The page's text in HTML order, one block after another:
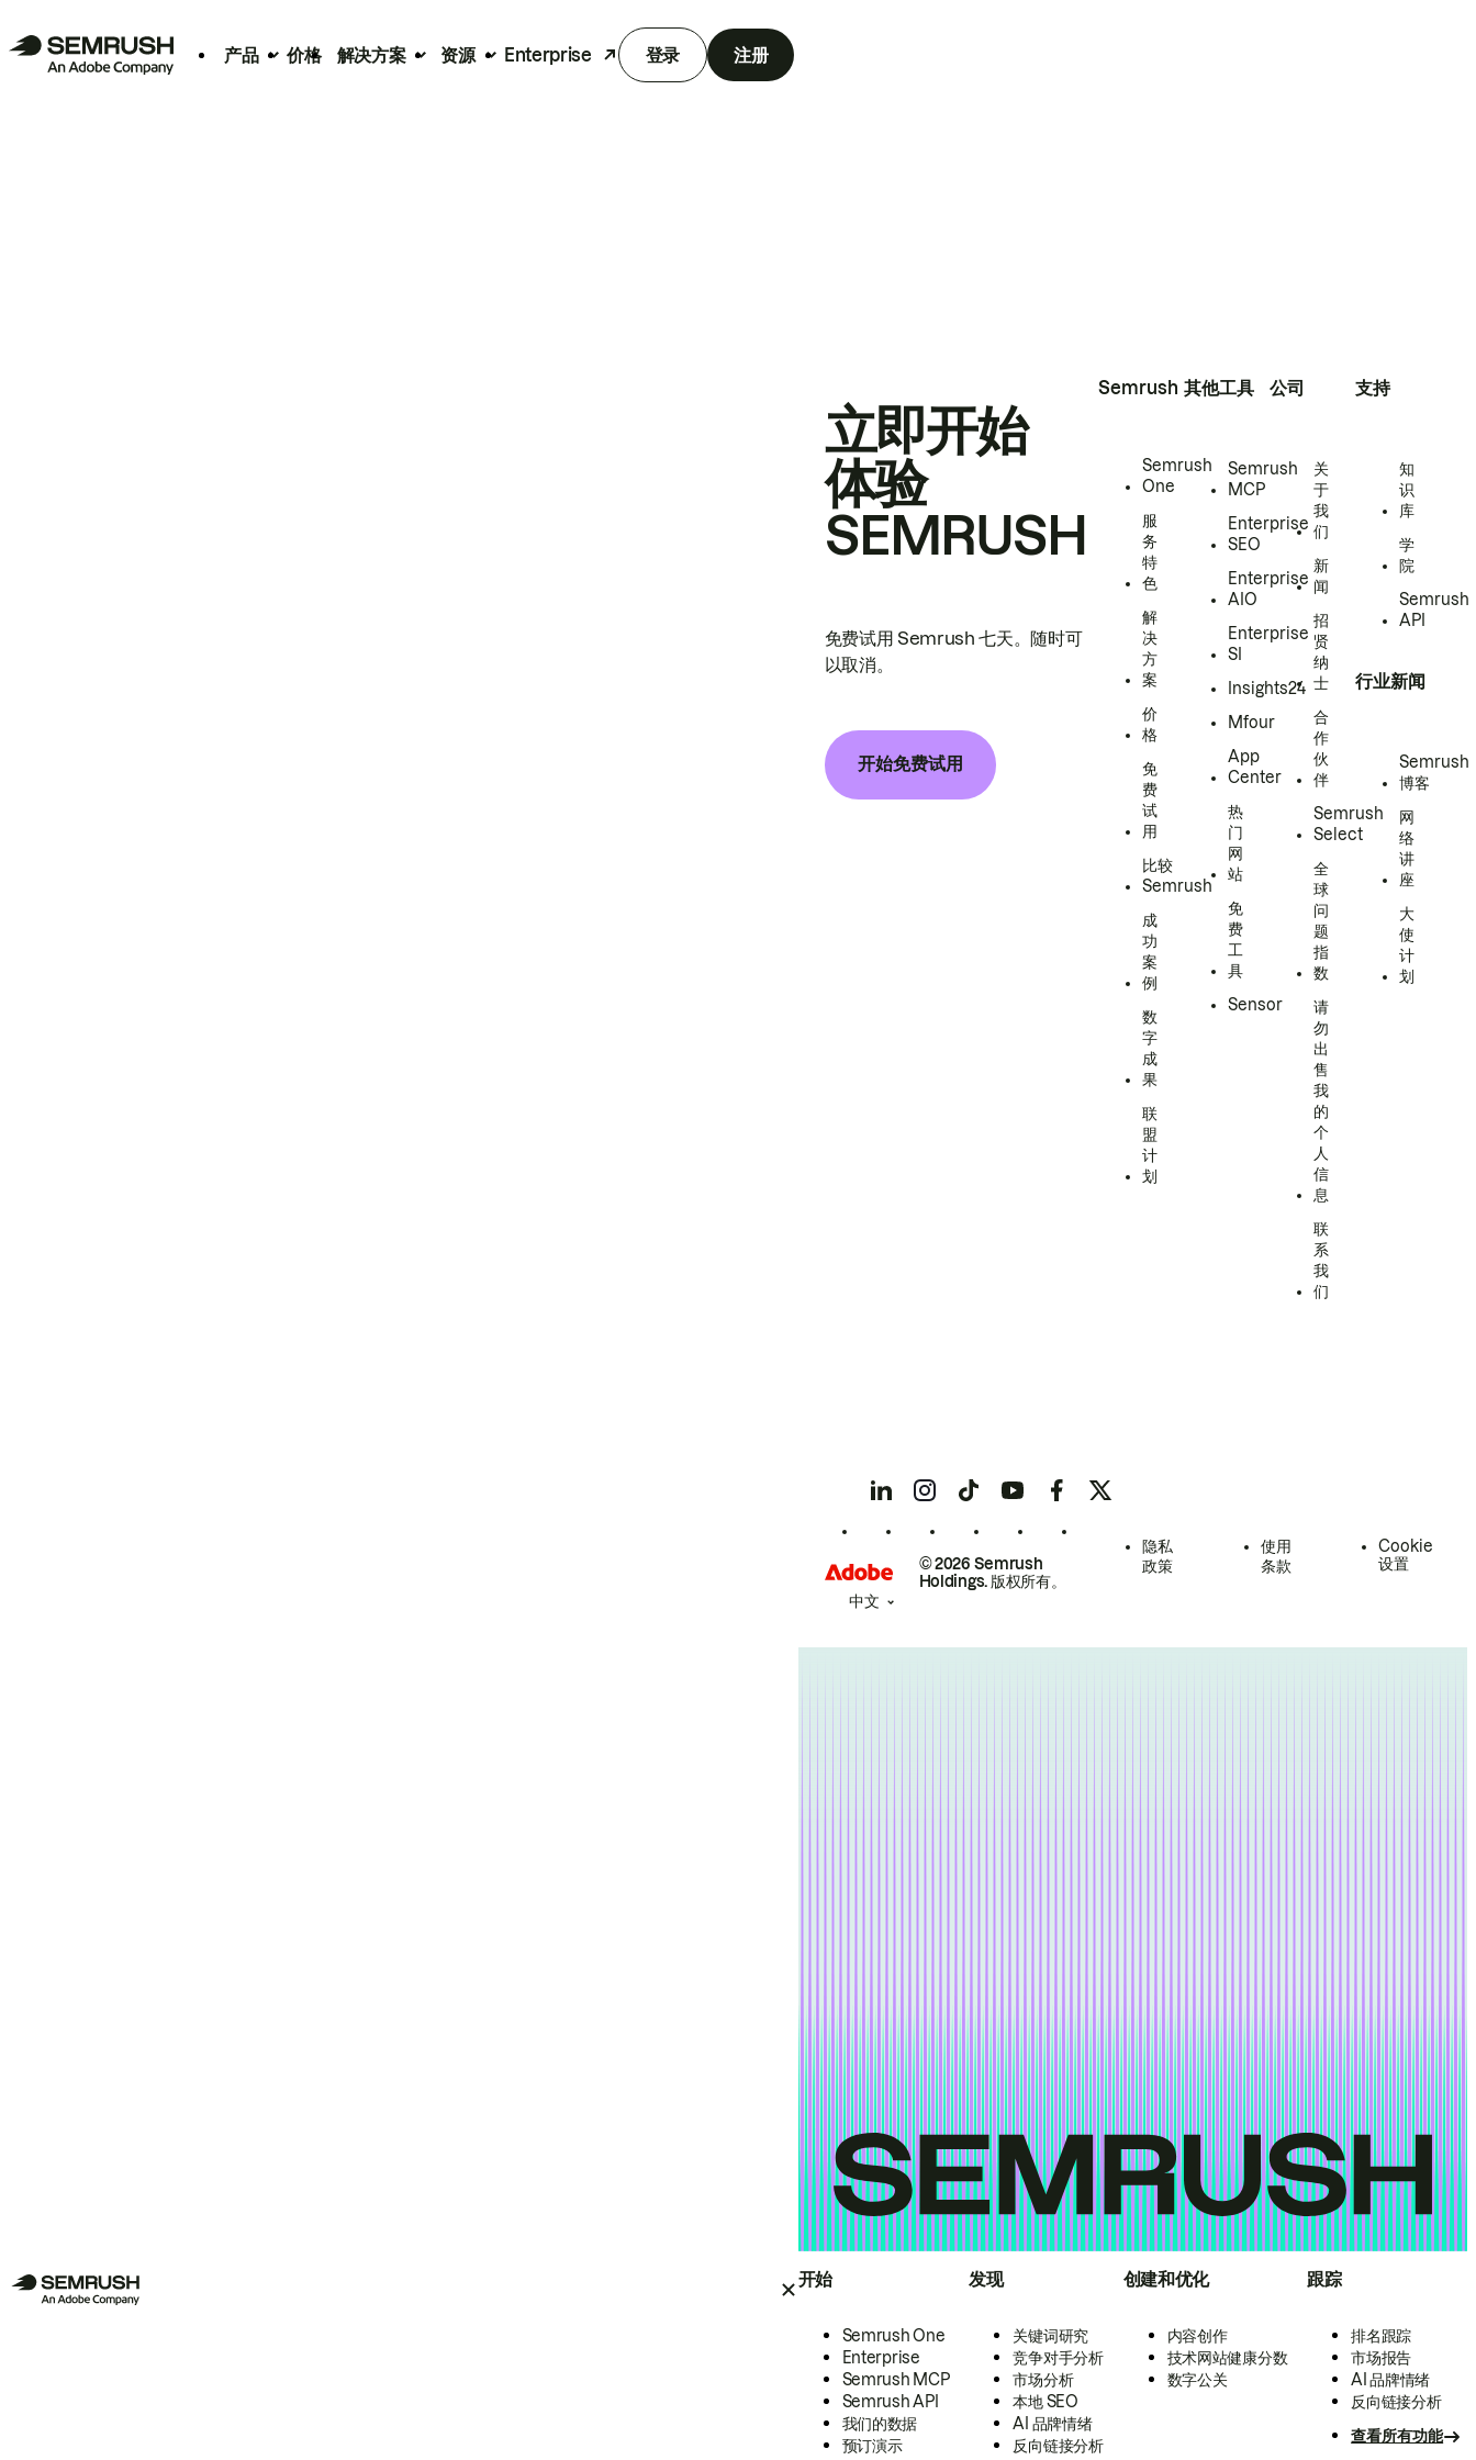
产品 价格 解决方案 资源 Enterprise 登录 注册
开始
Semrush One
Enterprise
Semrush MCP
Semrush API
我们的数据
预订演示
发现
关键词研究
竞争对手分析
市场分析
本地 SEO
AI 品牌情绪
反向链接分析
创建和优化
内容创作
技术网站健康分数
数字公关
跟踪
排名跟踪
市场报告
AI 品牌情绪
反向链接分析
查看所有功能
立即开始
体验
SEMRUSH
免费试用 Semrush 七天。随时可
以取消。
开始免费试用
Semrush
Semrush
One
服
务
特
色
解
决
方
案
价
格
免
费
试
用
比较
Semrush
成
功
案
例
数
字
成
果
联
盟
计
划
其他工具
Semrush
MCP
Enterprise
SEO
Enterprise
AIO
Enterprise
SI
Insights24
Mfour
App
Center
热
门
网
站
免
费
工
具
Sensor
公司
关
于
我
们
新
闻
招
贤
纳
士
合
作
伙
伴
Semrush
Select
全
球
问
题
指
数
请
勿
出
售
我
的
个
人
信
息
联
系
我
们
支持
知
识
库
学
院
Semrush
API
行业新闻
Semrush
博客
网
络
讲
座
大
使
计
划
© 2026 Semrush
Holdings. 版权所有。
隐私
政策
使用
条款
Cookie
设置
中文